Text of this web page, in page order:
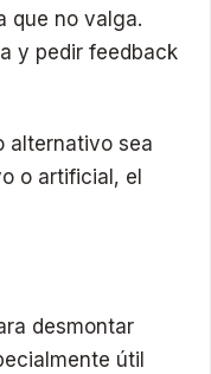
que no valga.
y pedir feedback
alternativo sea
o artificial, el
desmontar
útil